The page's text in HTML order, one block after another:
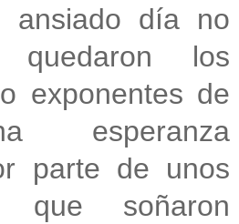
ansiado día no
los
exponentes de
esperanza
parte de unos
que soñaron